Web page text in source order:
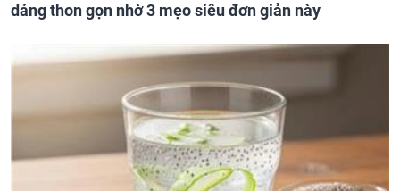
dáng thon gọn nhờ 3 mẹo siêu đơn giản này